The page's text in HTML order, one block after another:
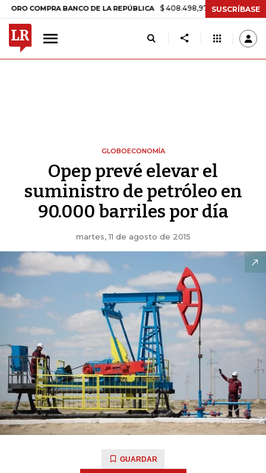
BANCO DE LA REPÚBLICA $ 408.498,97 +$ 8.753,81 +2,19%
SUSCRÍBASE
GLOBOECONOMÍA
Opep prevé elevar el
suministro de petróleo en
90.000 barriles por día
martes, 11 de agosto de 2015
GUARDAR